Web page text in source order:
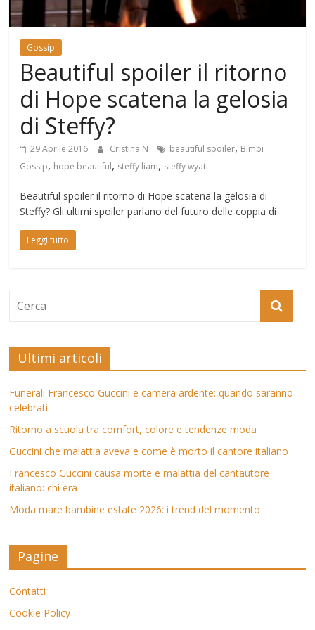
Mondo
Gossip
Beautiful spoiler il ritorno
di Hope scatena la gelosia
di Steffy?
29 Aprile 2016 Cristina N beautiful spoiler, Bimbi
Gossip, hope beautiful, steffy liam, steffy wyatt
Beautiful spoiler il ritorno di Hope scatena la gelosia di
Steffy? Gli ultimi spoiler parlano del futuro delle coppia di
Leggi tutto
Ultimi articoli
Funerali Francesco Guccini e camera ardente: quando saranno
celebrati
Ritorno a scuola tra comfort, colore e tendenze moda
Guccini che malattia aveva e come è morto il cantore italiano
Francesco Guccini causa morte e malattia del cantautore
italiano: chi era
Moda mare bambine estate 2026: i trend del momento
Pagine
Contatti
Cookie Policy